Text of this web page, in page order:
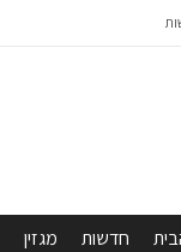
חדשות מגזין